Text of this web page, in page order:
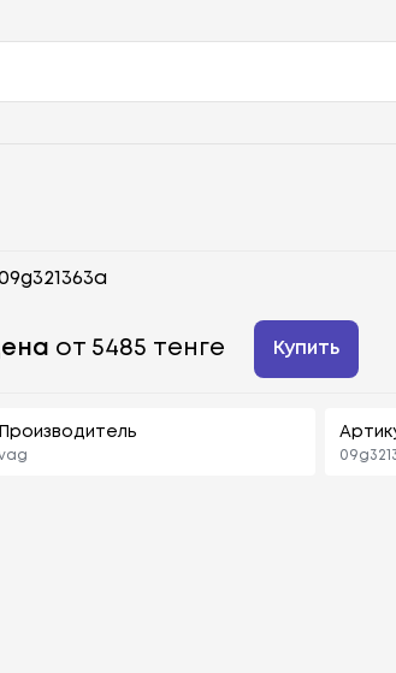
от 5485 тенге Купить
Производитель